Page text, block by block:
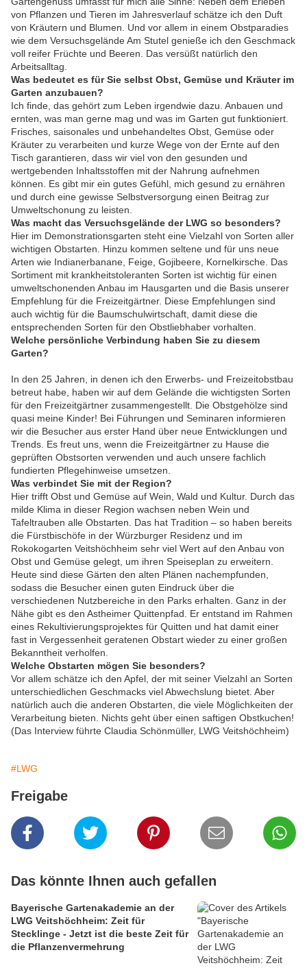
von Pflanzen und Tieren im Jahresverlauf schätze ich den Duft
von Kräutern und Blumen. Und vor allem in einem Obstparadies
wie dem Versuchsgelände Am Stutel genieße ich den Geschmack
voll reifer Früchte und Beeren. Das versüßt natürlich den
Arbeitsalltag.
Was bedeutet es für Sie selbst Obst, Gemüse und Kräuter im
Garten anzubauen?
Ich finde, das gehört zum Leben irgendwie dazu. Anbauen und
ernten, was man gerne mag und was im Garten gut funktioniert.
Frisches, saisonales und unbehandeltes Obst, Gemüse oder
Kräuter zu verarbeiten und kurze Wege von der Ernte auf den
Tisch garantieren, dass wir viel von den gesunden und
wertgebenden Inhaltsstoffen mit der Nahrung aufnehmen
können. Es gibt mir ein gutes Gefühl, mich gesund zu ernähren
und durch eine gewisse Selbstversorgung einen Beitrag zur
Umweltschonung zu leisten.
Was macht das Versuchsgelände der LWG so besonders?
Hier im Demonstrationsgarten steht eine Vielzahl von Sorten aller
wichtigen Obstarten. Hinzu kommen seltene und für uns neue
Arten wie Indianerbanane, Feige, Gojibeere, Kornelkirsche. Das
Sortiment mit krankheitstoleranten Sorten ist wichtig für einen
umweltschonenden Anbau im Hausgarten und die Basis unserer
Empfehlung für die Freizeitgärtner. Diese Empfehlungen sind
auch wichtig für die Baumschulwirtschaft, damit diese die
entsprechenden Sorten für den Obstliebhaber vorhalten.
Welche persönliche Verbindung haben Sie zu diesem
Garten?
In den 25 Jahren, in denen ich den Erwerbs- und Freizeitobstbau
betreut habe, haben wir auf dem Gelände die wichtigsten Sorten
für den Freizeitgärtner zusammengestellt. Die Obstgehölze sind
quasi meine Kinder! Bei Führungen und Seminaren informieren
wir die Besucher aus erster Hand über neue Entwicklungen und
Trends. Es freut uns, wenn die Freizeitgärtner zu Hause die
geprüften Obstsorten verwenden und auch unsere fachlich
fundierten Pflegehinweise umsetzen.
Was verbindet Sie mit der Region?
Hier trifft Obst und Gemüse auf Wein, Wald und Kultur. Durch das
milde Klima in dieser Region wachsen neben Wein und
Tafeltrauben alle Obstarten. Das hat Tradition – so haben bereits
die Fürstbischöfe in der Würzburger Residenz und im
Rokokogarten Veitshöchheim sehr viel Wert auf den Anbau von
Obst und Gemüse gelegt, um ihren Speiseplan zu erweitern.
Heute sind diese Gärten den alten Plänen nachempfunden,
sodass die Besucher einen guten Eindruck über die
verschiedenen Nutzbereiche in den Parks erhalten. Ganz in der
Nähe gibt es den Astheimer Quittenpfad. Er entstand im Rahmen
eines Rekultivierungsprojektes für Quitten und hat damit einer
fast in Vergessenheit geratenen Obstart wieder zu einer großen
Bekanntheit verholfen.
Welche Obstarten mögen Sie besonders?
Vor allem schätze ich den Apfel, der mit seiner Vielzahl an Sorten
unterschiedlichen Geschmacks viel Abwechslung bietet. Aber
natürlich auch die anderen Obstarten, die viele Möglichkeiten der
Verarbeitung bieten. Nichts geht über einen saftigen Obstkuchen!
(Das Interview führte Claudia Schönmüller, LWG Veitshöchheim)
#LWG
Freigabe
Das könnte Ihnen auch gefallen
Bayerische Gartenakademie an der
LWG Veitshöchheim: Zeit für
Stecklinge - Jetzt ist die beste Zeit für
die Pflanzenvermehrung